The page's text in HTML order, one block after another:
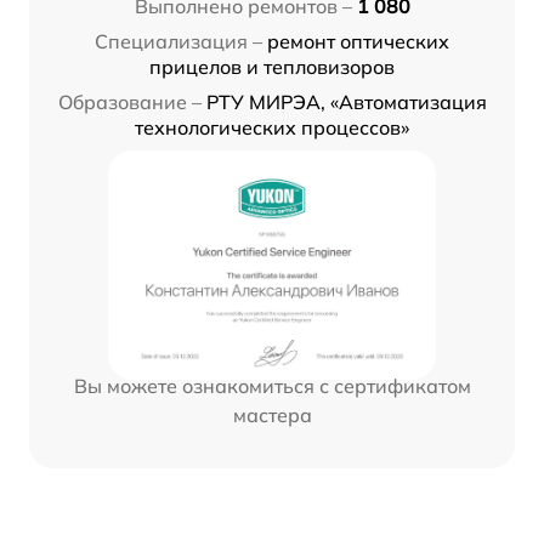
Выполнено ремонтов – 1 080
Специализация – ремонт оптических
прицелов и тепловизоров
Образование – РТУ МИРЭА, «Автоматизация
технологических процессов»
Вы можете ознакомиться с сертификатом
мастера